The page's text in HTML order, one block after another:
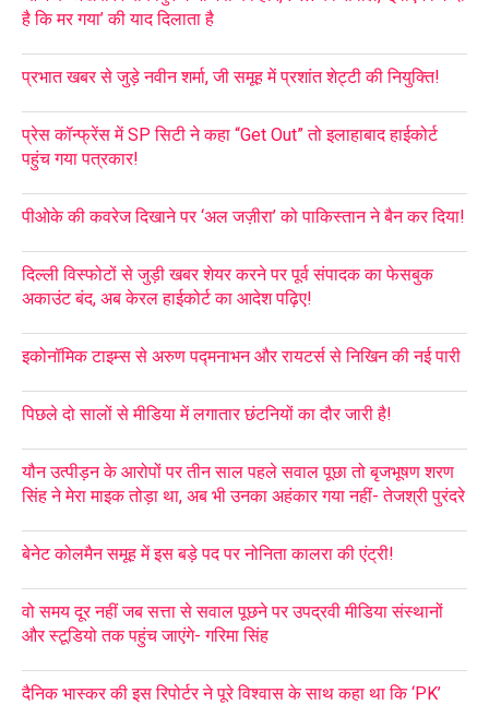
है कि मर गया’ की याद दिलाता है
प्रभात खबर से जुड़े नवीन शर्मा, जी समूह में प्रशांत शेट्टी की नियुक्ति!
प्रेस कॉन्फ्रेंस में SP सिटी ने कहा “Get Out” तो इलाहाबाद हाईकोर्ट
पहुंच गया पत्रकार!
पीओके की कवरेज दिखाने पर ‘अल जज़ीरा’ को पाकिस्तान ने बैन कर दिया!
दिल्ली विस्फोटों से जुड़ी खबर शेयर करने पर पूर्व संपादक का फेसबुक
अकाउंट बंद, अब केरल हाईकोर्ट का आदेश पढ़िए!
इकोनॉमिक टाइम्स से अरुण पद्मनाभन और रायटर्स से निखिन की नई पारी
पिछले दो सालों से मीडिया में लगातार छंटनियों का दौर जारी है!
यौन उत्पीड़न के आरोपों पर तीन साल पहले सवाल पूछा तो बृजभूषण शरण
सिंह ने मेरा माइक तोड़ा था, अब भी उनका अहंकार गया नहीं- तेजश्री पुरंदरे
बेनेट कोलमैन समूह में इस बड़े पद पर नोनिता कालरा की एंट्री!
वो समय दूर नहीं जब सत्ता से सवाल पूछने पर उपद्रवी मीडिया संस्थानों
और स्टूडियो तक पहुंच जाएंगे- गरिमा सिंह
दैनिक भास्कर की इस रिपोर्टर ने पूरे विश्वास के साथ कहा था कि ‘PK’